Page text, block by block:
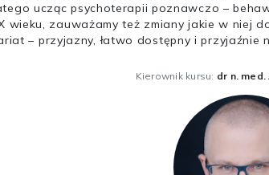
ucząc psychoterapii poznawczo –
wieku, zauważamy też zmiany jakie w niej
– przyjazny, łatwo dostępny i
Kierownik kursu: dr n.